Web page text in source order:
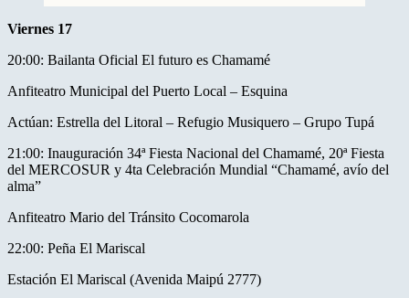
Viernes 17
20:00: Bailanta Oficial El futuro es Chamamé
Anfiteatro Municipal del Puerto Local – Esquina
Actúan: Estrella del Litoral – Refugio Musiquero – Grupo Tupá
21:00: Inauguración 34ª Fiesta Nacional del Chamamé, 20ª Fiesta
del MERCOSUR y 4ta Celebración Mundial “Chamamé, avío del
alma”
Anfiteatro Mario del Tránsito Cocomarola
22:00: Peña El Mariscal
Estación El Mariscal (Avenida Maipú 2777)